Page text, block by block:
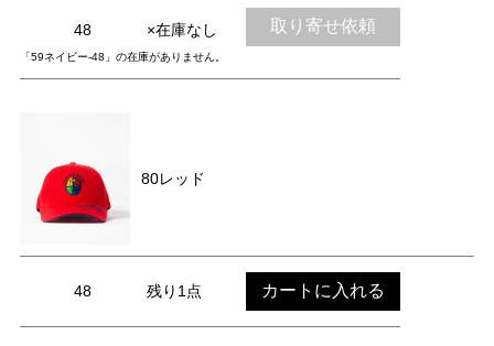
48 ×在庫なし 取り寄せ依頼
「59ネイビー-48」の在庫がありません。
80レッド
48 残り1点 カートに入れる